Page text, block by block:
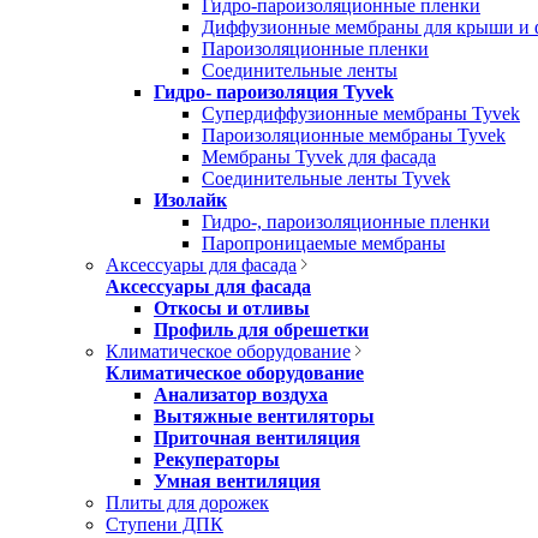
Гидро-пароизоляционные пленки
Диффузионные мембраны для крыши и
Пароизоляционные пленки
Соединительные ленты
Гидро- пароизоляция Tyvek
Супердиффузионные мембраны Tyvek
Пароизоляционные мембраны Tyvek
Мембраны Tyvek для фасада
Соединительные ленты Tyvek
Изолайк
Гидро-, пароизоляционные пленки
Паропроницаемые мембраны
Аксессуары для фасада
Аксессуары для фасада
Откосы и отливы
Профиль для обрешетки
Климатическое оборудование
Климатическое оборудование
Анализатор воздуха
Вытяжные вентиляторы
Приточная вентиляция
Рекуператоры
Умная вентиляция
Плиты для дорожек
Ступени ДПК